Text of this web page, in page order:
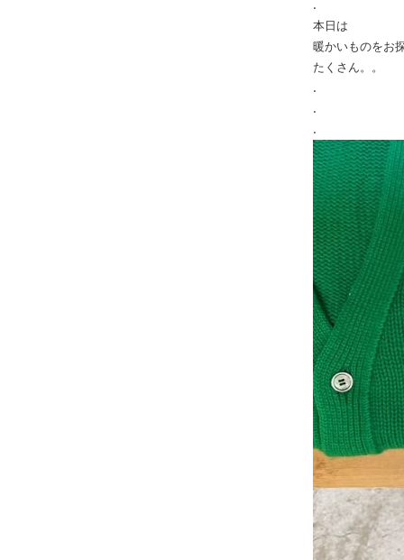
.
本日は
暖かいものをお
たくさん。。
.
.
.